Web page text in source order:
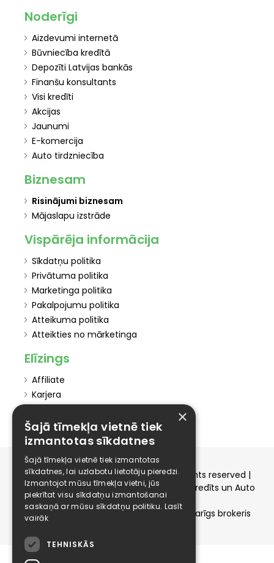
Noderīgi
Aizdevumi internetā
Būvniecība kredītā
Depozīti Latvijas bankās
Finanšu konsultants
Visi kredīti
Akcijas
Jaunumi
E-komercija
Auto tirdzniecība
Biznesam
Risinājumi biznesam
Mājaslapu izstrāde
Vispārēja informācija
Sīkdatņu politika
Privātuma politika
Marketinga politika
Pakalpojumu politika
Atteikuma politika
Atteikties no mārketinga
Elīzings
Affiliate
Karjera
Copyright © 2015-2026 elizings.lv | All rights reserved |
elizings - Kredītu salīdzināšana, Patēriņa kredīts un Auto
līzings
SIA ELIZINGS.LV - pilnvaru apjoms - neatkarīgs brokeris
×
Šajā tīmekļa vietnē tiek
izmantotas sīkdatnes
Šajā tīmekļa vietnē tiek izmantotas
sīkdatnes, lai uzlabotu lietotāju pieredzi.
Izmantojot mūsu tīmekļa vietni, jūs
piekrītat visu sīkdatņu izmantošanai
saskaņā ar mūsu sīkdatņu politiku. Lasīt
vairāk
TEHNISKĀS